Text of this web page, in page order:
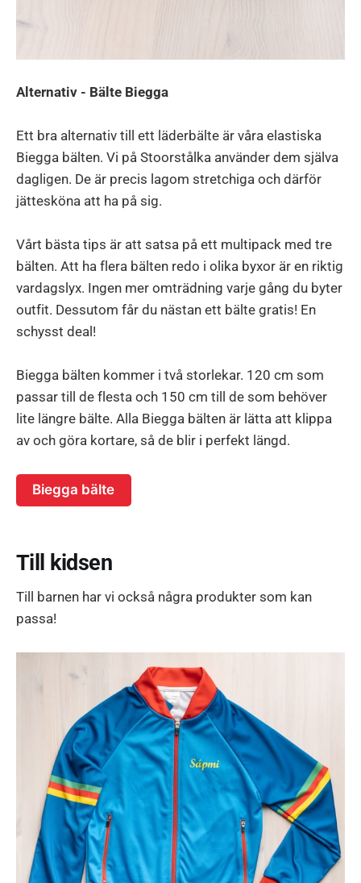
Alternativ - Bälte Biegga
Ett bra alternativ till ett läderbälte är våra elastiska
Biegga bälten. Vi på Stoorstålka använder dem själva
dagligen. De är precis lagom stretchiga och därför
jättesköna att ha på sig.
Vårt bästa tips är att satsa på ett multipack med tre
bälten. Att ha flera bälten redo i olika byxor är en riktig
vardagslyx. Ingen mer omträdning varje gång du byter
outfit. Dessutom får du nästan ett bälte gratis! En
schysst deal!
Biegga bälten kommer i två storlekar. 120 cm som
passar till de flesta och 150 cm till de som behöver
lite längre bälte. Alla Biegga bälten är lätta att klippa
av och göra kortare, så de blir i perfekt längd.
Biegga bälte
Till kidsen
Till barnen har vi också några produkter som kan
passa!